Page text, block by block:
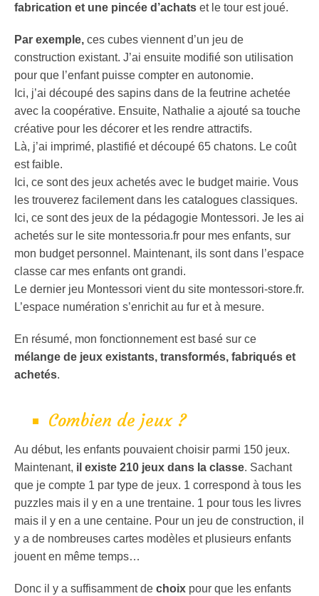
fabrication et une pincée d’achats et le tour est joué.
Par exemple, ces cubes viennent d’un jeu de
construction existant. J’ai ensuite modifié son utilisation
pour que l’enfant puisse compter en autonomie.
Ici, j’ai découpé des sapins dans de la feutrine achetée
avec la coopérative. Ensuite, Nathalie a ajouté sa touche
créative pour les décorer et les rendre attractifs.
Là, j’ai imprimé, plastifié et découpé 65 chatons. Le coût
est faible.
Ici, ce sont des jeux achetés avec le budget mairie. Vous
les trouverez facilement dans les catalogues classiques.
Ici, ce sont des jeux de la pédagogie Montessori. Je les ai
achetés sur le site montessoria.fr pour mes enfants, sur
mon budget personnel. Maintenant, ils sont dans l’espace
classe car mes enfants ont grandi.
Le dernier jeu Montessori vient du site montessori-store.fr.
L’espace numération s’enrichit au fur et à mesure.
En résumé, mon fonctionnement est basé sur ce
mélange de jeux existants, transformés, fabriqués et
achetés.
Combien de jeux ?
Au début, les enfants pouvaient choisir parmi 150 jeux.
Maintenant, il existe 210 jeux dans la classe. Sachant
que je compte 1 par type de jeux. 1 correspond à tous les
puzzles mais il y en a une trentaine. 1 pour tous les livres
mais il y en a une centaine. Pour un jeu de construction, il
y a de nombreuses cartes modèles et plusieurs enfants
jouent en même temps…
Donc il y a suffisamment de choix pour que les enfants